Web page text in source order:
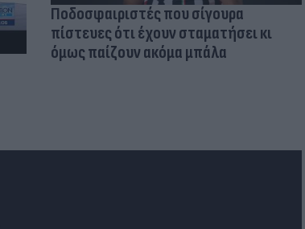
Ποδοσφαιριστές που σίγουρα
πίστευες ότι έχουν σταματήσει κι
όμως παίζουν ακόμα μπάλα